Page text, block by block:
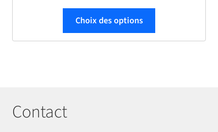
Choix des options
Contact